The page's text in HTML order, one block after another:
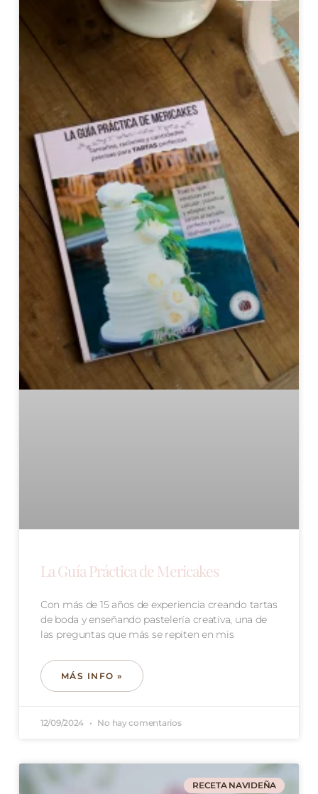
La Guía Práctica de Mericakes
Con más de 15 años de experiencia creando tartas
de boda y enseñando pastelería creativa, una de
las preguntas que más se repiten en mis
MÁS INFO »
12/09/2024 No hay comentarios
RECETA NAVIDEÑA